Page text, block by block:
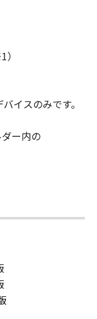
る外国政府
、「本ソフ
接または間
会社、それ
にキヤノン
本ソフトウ
び「本ソフ
バグの修正
まま』の
、キヤノン
たは販売店
関して、商
保証を含
示たるとを
イスのみです。
ー内の